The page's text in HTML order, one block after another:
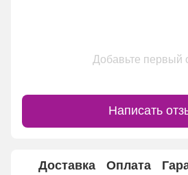
Добавьте первый
Написать
Доставка Оплата